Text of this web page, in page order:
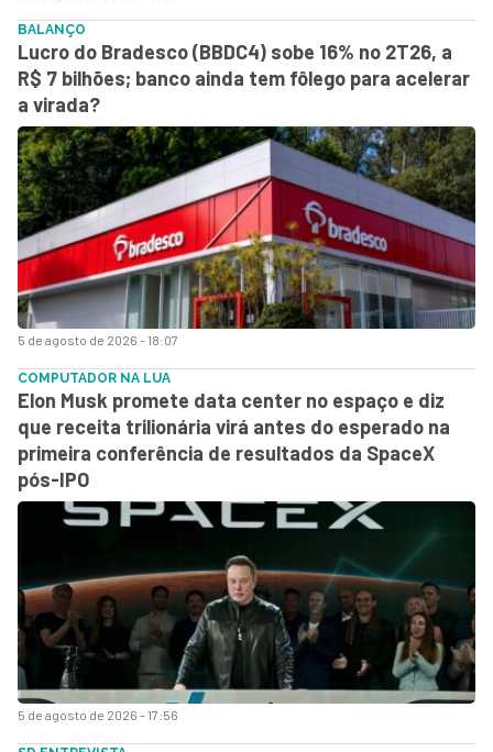
5 de agosto de 2026 - 18:07
BALANÇO
Lucro do Bradesco (BBDC4) sobe 16% no 2T26, a
R$ 7 bilhões; banco ainda tem fôlego para acelerar
a virada?
5 de agosto de 2026 - 17:56
COMPUTADOR NA LUA
Elon Musk promete data center no espaço e diz
que receita trilionária virá antes do esperado na
primeira conferência de resultados da SpaceX
pós-IPO